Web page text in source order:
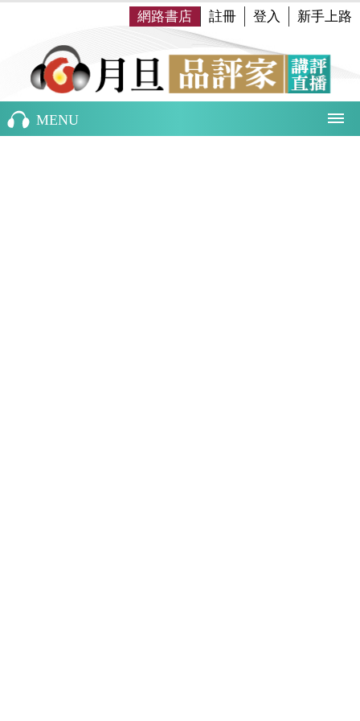
網路書店 新手上路
登入
註冊
MENU